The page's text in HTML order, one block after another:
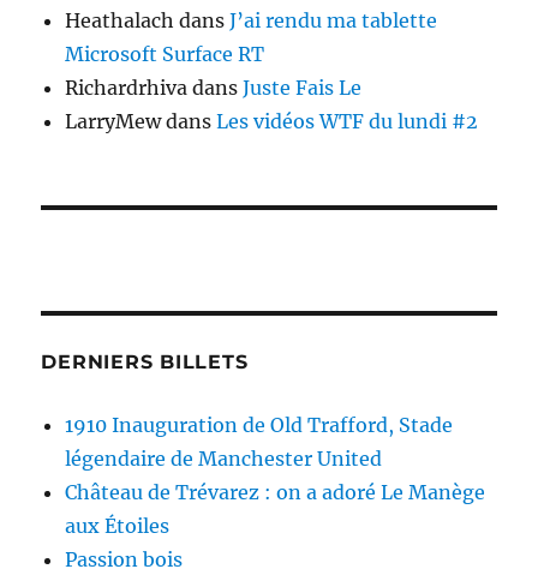
Heathalach dansJ’ai rendu ma tablette
Microsoft Surface RT
Richardrhiva dansJuste Fais Le
LarryMewdansLes vidéos WTF du lundi #2
DERNIERS BILLETS
1910 Inauguration de Old Trafford, Stade
légendaire de Manchester United
Château de Trévarez : on a adoré Le Manège
aux Étoiles
Passion bois